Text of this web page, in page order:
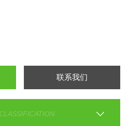
联系我们
CLASSIFICATION